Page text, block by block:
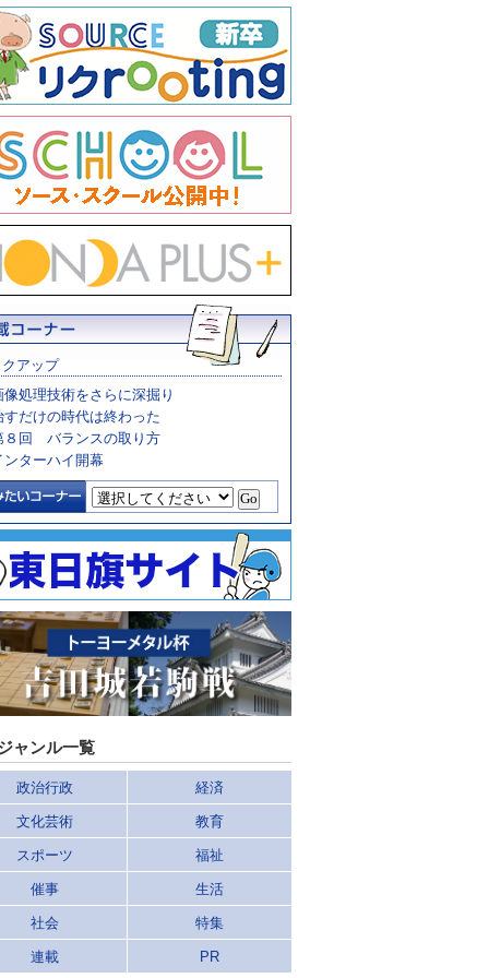
アップ
像処理技術をさらに深掘り
すだけの時代は終わった
８回 バランスの取り方
ンターハイ開幕
ャンル一覧
政治行政 経済
文化芸術 教育
スポーツ 福祉
催事 生活
社会 特集
連載 PR